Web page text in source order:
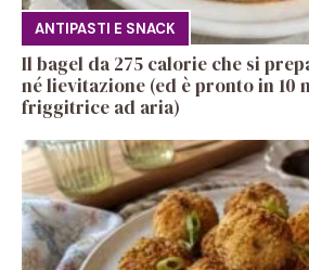
ANTIPASTI E SNACK
Il bagel da 275 calorie che si
né lievitazione (ed è pronto in 10
friggitrice ad aria)